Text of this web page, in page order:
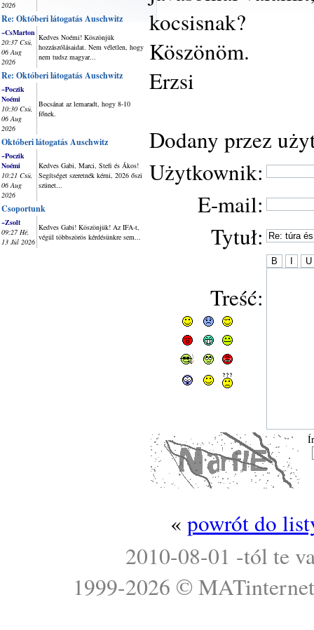
2026
Re: Októberi látogatás Auschwitz
~CsMarton
20:37 Csü,
06 Aug
2026
Kedves Noémi! Köszönjük
hozzászólásaidat. Nem véletlen, hogy
nem tudsz magyar...
Re: Októberi látogatás Auschwitz
~Poczik
Noémi
10:30 Csü,
06 Aug
2026
Bocsánat az lemaradt, hogy 8-10
főnek.
Októberi látogatás Auschwitz
~Poczik
Noémi
10:21 Csü,
06 Aug
2026
Kedves Gabi, Marci, Stefi és Ákos!
Segítséget szeretnék kérni, 2026 őszi
szünet...
Csoportunk
~Zsolt
09:27 Hé,
13 Júl 2026
Kedves Gabi! Köszönjük! Az IFA-t,
végül többszörös kérdésünkre sem...
kocsisnak?
Köszönöm.
Erzsi
Dodany przez
Użytkownik:
E-mail:
Tytuł:
Treść:
« powrót do
2010-08-01 -tól te
1999-2026 © MATinternet